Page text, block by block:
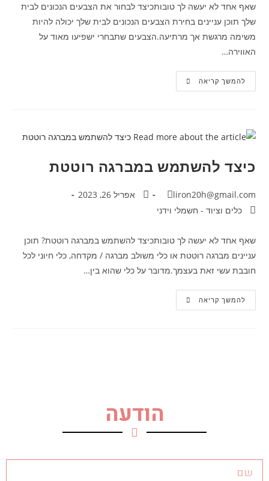
שאף אחד לא יעשה לך טובותכיצד לבחור את הצבעים הנכונים לבית
שלך תוכן עניינים בחירת הצבעים הנכונים לבית שלך יכולה להיות
משימה מרגשת אך מרתיעה.הצבעים שתבחרי ישפיעו מאוד על
האווירה…
להמשך קריאה
כיצד להשתמש במברגה רוטטת
liron20h@gmail.com
אפריל 26, 2023
כלים וציוד - חשמלי וידני
שאף אחד לא יעשה לך טובותכיצד להשתמש במברגה רוטטת? תוכן
עניינים מברגה רוטטת או כלי משולב מברגה / מקדחה, כלי חיוני לכל
חובבת עשי זאת בעצמך.מדובר על כלי שהוא בין…
להמשך קריאה
הודעה